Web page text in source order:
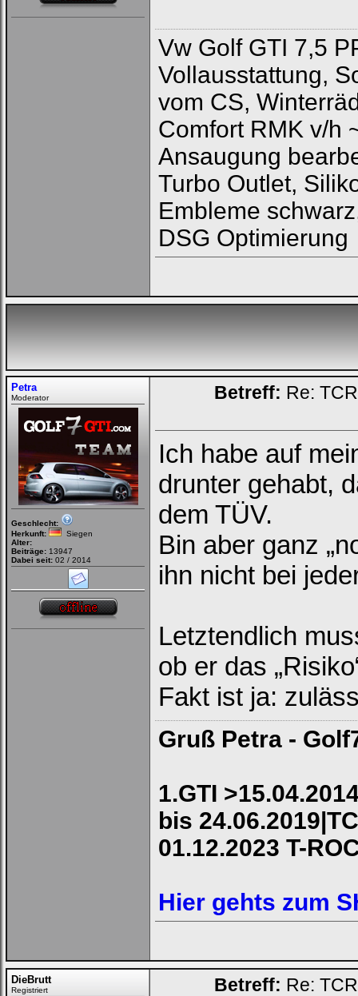
Loginbox
Trage
bitte
die
nachfolgenden
Felder
Deinen
Benutzernamen
Kennwort
um
Dich
einzuloggen.
Passwort:
automatisch einloggen.
Onlinestatus verstecken.
Ich habe mein Passwort
Vw Golf GTI 7,5
Vollausstattung,
vom CS,
Comfort RMK v/h
Ansaugung
Turbo Outlet,
Embleme
DSG Optimierung
Petra
Moderator
Geschlecht:
Herkunft:
Siegen
Alter:
Beiträge: 13947
Dabei seit: 02 / 2014
Betreff: Re:
Ich habe auf
drunter gehabt,
dem TÜV.
Bin aber ganz
ihn nicht bei
Letztendlich
ob er das
Fakt ist ja:
Gruß Petra -
1.GTI
bis
01.12.2023 T-
Hier gehts zum
DieBrutt
Registriert Betreff: Re: